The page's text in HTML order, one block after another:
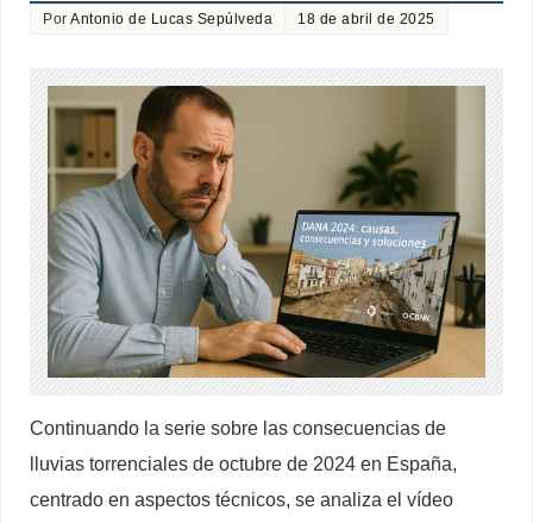
PorAntonio de Lucas Sepúlveda 18 de abril de 2025
Continuando la serie sobre las consecuencias de
lluvias torrenciales de octubre de 2024 en España,
centrado en aspectos técnicos, se analiza el vídeo